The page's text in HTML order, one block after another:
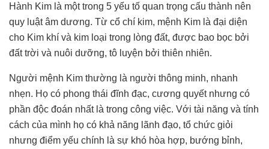
Hành Kim là một trong 5 yếu tố quan trọng cấu thành nên
quy luật âm dương. Từ cổ chí kim, mệnh Kim là đại diện
cho Kim khí và kim loại trong lòng đất, được bao bọc bởi
đất trời và nuôi dưỡng, tô luyện bởi thiên nhiên.
Người mệnh Kim thường là người thông minh, nhanh
nhẹn. Họ có phong thái đĩnh đạc, cương quyết nhưng có
phần độc đoán nhất là trong công việc. Với tài năng và tính
cách của mình họ có khả năng lãnh đạo, tổ chức giỏi
nhưng điểm yếu chính là sự khó hòa hợp, bướng bỉnh,